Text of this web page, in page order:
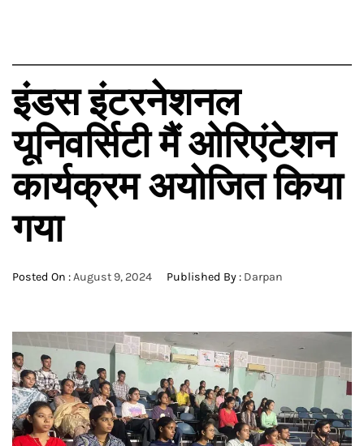
इंडस इंटरनेशनल
यूनिवर्सिटी मैं ओरिएंटेशन
कार्यक्रम अयोजित किया
गया
Posted On :August 9, 2024 Published By : Darpan